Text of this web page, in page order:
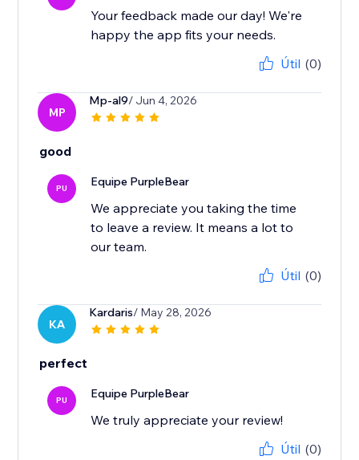
Your feedback made our day! We're
happy the app fits your needs.
Útil (0)
MP
Mp-al9/ Jun 4, 2026
good
PU Equipe PurpleBear
We appreciate you taking the time
to leave a review. It means a lot to
our team.
Útil (0)
KA
Kardaris/ May 28, 2026
perfect
PU Equipe PurpleBear
We truly appreciate your review!
Útil (0)